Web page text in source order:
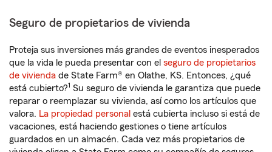
Seguro de propietarios de vivienda
Proteja sus inversiones más grandes de eventos inesperados
que la vida le pueda presentar con el seguro de propietarios
de vivienda de State Farm® en Olathe, KS. Entonces, ¿qué
está cubierto?1 Su seguro de vivienda le garantiza que puede
reparar o reemplazar su vivienda, así como los artículos que
valora. La propiedad personal está cubierta incluso si está de
vacaciones, está haciendo gestiones o tiene artículos
guardados en un almacén. Cada vez más propietarios de